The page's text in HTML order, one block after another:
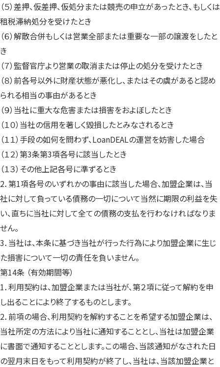
（５）差押、仮差押、仮処分または競売の申立があったとき、もしくは
租税滞納処分を受けたとき
（６）解散合併もしくは営業全部または重要な一部の譲渡をしたと
き
（７）監督官庁より営業の取消または停止の処分を受けたとき
（８）前各号以外に財産状態が悪化し、またはその虞があると認め
られる相当の事由があるとき
（９）当社に重大な危害または損害をおよぼしたとき
（１０）当社の信用を著しく毀損したとみなされるとき
（１１）手段の如何を問わず、LoanDEALの運営を妨害した場合
（１２）第3条第3項各号に該当したとき
（１３）その他上記各号に準ずるとき
2．第1項各号のいずれかの事由に該当した場合、加盟企業は、当
社に対して負っている債務の一切について当然に期限の利益を失
い、直ちに当社に対して全ての債務の支払を行わなければなりま
せん。
3．当社は、本条に基づき当社が行った行為により加盟企業に生じ
た損害について一切の責任を負いません。
第14条 （有効期間等）
1．利用契約は、加盟企業または当社が、第２項に従って解約を申
し出ることにより終了するものとします。
2．前項の場合、利用契約を解約することを希望する加盟企業は、
当社所定の方法により当社に通知することとし、当社は加盟企業
に書面で通知することとします。この場合、当該通知がなされた日
の翌月末日をもって利用契約が終了し、当社は、当該加盟企業と